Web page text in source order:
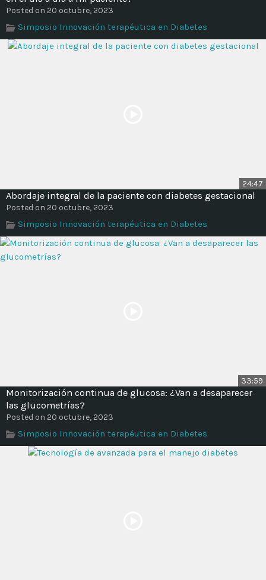
Posted on 20 octubre, 2023
Simposio Innovación terapéutica en Diabetes
24:47
Abordaje integral de la paciente con diabetes gestacional
Posted on 20 octubre, 2023
Simposio Innovación terapéutica en Diabetes
33:59
Monitorización continua de glucosa: ¿Van a desaparecer
las glucometrías?
Posted on 20 octubre, 2023
Simposio Innovación terapéutica en Diabetes